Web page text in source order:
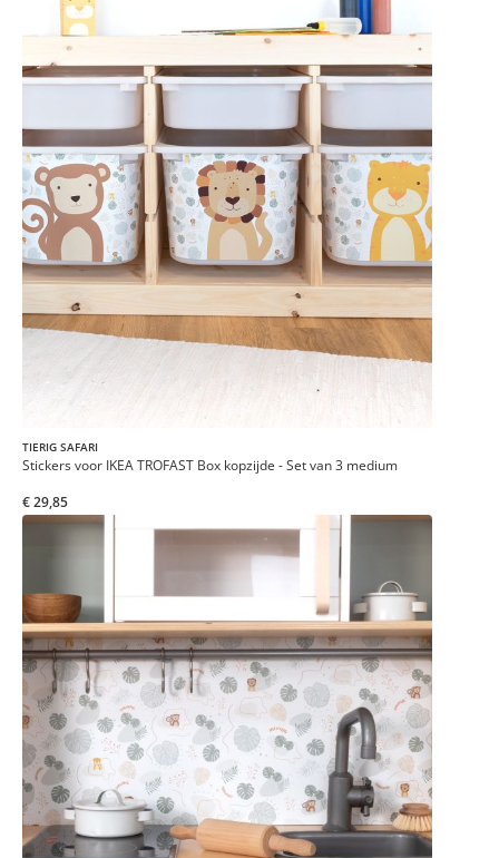
TIERIG SAFARI
Stickers voor IKEA TROFAST Box kopzijde - Set van 3 medium
€ 29,85